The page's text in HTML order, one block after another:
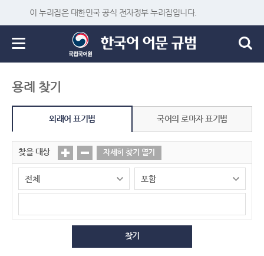
이 누리집은 대한민국 공식 전자정부 누리집입니다.
용례 찾기
외래어 표기법 국어의 로마자 표기법
찾을 대상 자세히 찾기 열기
찾기